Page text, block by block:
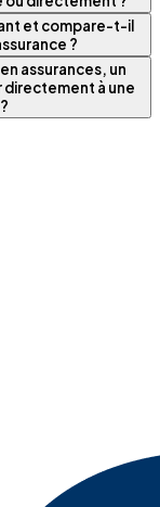
et compare-t-il
?
assurances, un
à une